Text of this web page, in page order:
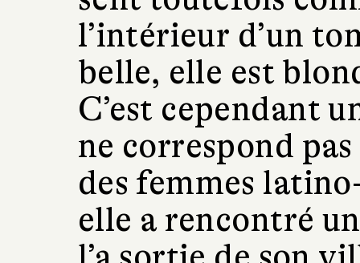
l’intérieur d’un
belle, elle est
C’est cependant
ne correspond
des femmes
elle a rencontré